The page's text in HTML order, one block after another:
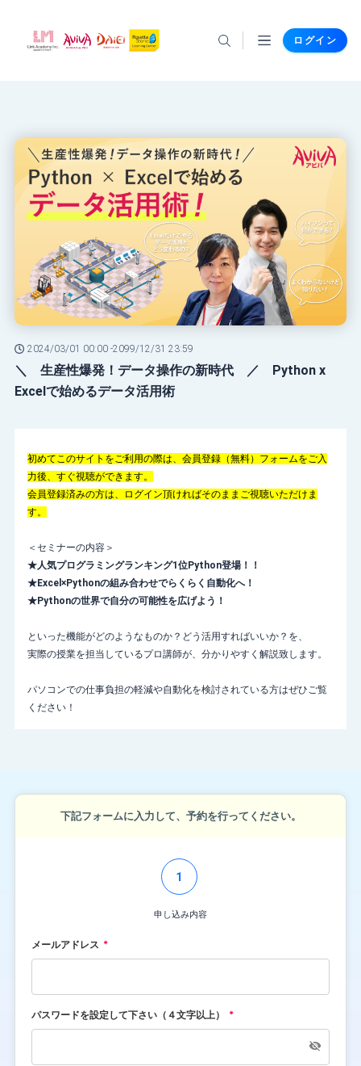
ログイン
2024/03/01 00:00 -2099/12/31 23:59
＼ 生産性爆発！データ操作の新時代 ／ Python x
Excelで始めるデータ活用術
初めてこのサイトをご利用の際は、会員登録（無料）フォームをご入
力後、すぐ視聴ができます。
会員登録済みの方は、ログイン頂ければそのままご視聴いただけま
す。
＜セミナーの内容＞
★人気プログラミングランキング1位Python登場！！
★Excel×Pythonの組み合わせでらくらく自動化へ！
★Pythonの世界で自分の可能性を広げよう！
といった機能がどのようなものか？どう活用すればいいか？を、
実際の授業を担当しているプロ講師が、分かりやすく解説致します。
​​​​​​パソコンでの仕事負担の軽減や自動化を検討されている方はぜひご覧
ください！
下記フォームに入力して、予約を行ってください。
1
申し込み内容
メールアドレス
パスワードを設定して下さい（４文字以上）